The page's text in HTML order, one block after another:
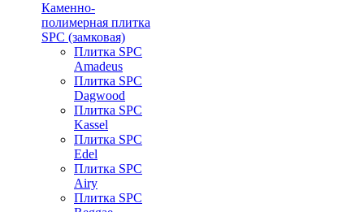
Каменно-
полимерная плитка
SPC (замковая)
Плитка SPC
Amadeus
Плитка SPC
Dagwood
Плитка SPC
Kassel
Плитка SPC
Edel
Плитка SPC
Airy
Плитка SPC